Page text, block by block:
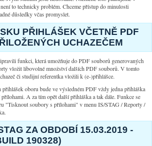
to technicky problém. Chceme přístup do minulosti
důsledky včas promyslet.
PŘIHLÁŠEK VČETNĚ PDF
UCHAZEČEM
funkci, která umožňuje do PDF souborů generovaných
vložit libovolné množství dalších PDF souborů. V tomto
či studijní referentka vložili k (e-)přihlášce.
oboru bude ve výsledném PDF vždy jedna přihláška
A za tím opět další přihláška a tak dále. Funkce se
"Tisknout soubory s přílohami" v menu IS/STAG / Reporty /
ZA OBDOBÍ 15.03.2019 -
190328)